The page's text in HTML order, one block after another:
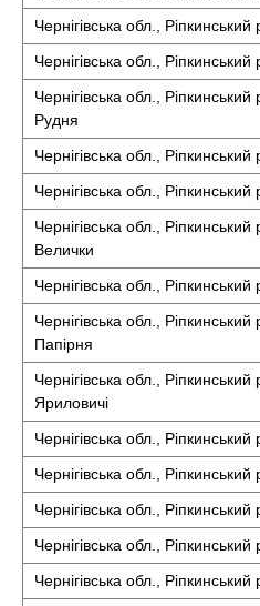
Чернігівська обл.,
Чернігівська обл.,
Чернігівська обл.,
Рудня
Чернігівська обл.,
Чернігівська обл.,
Чернігівська обл.,
Велички
Чернігівська обл.,
Чернігівська обл.,
Папірня
Чернігівська обл.,
Яриловичі
Чернігівська обл.,
Чернігівська обл.,
Чернігівська обл.,
Чернігівська обл., Ріпкинський
Чернігівська обл.,